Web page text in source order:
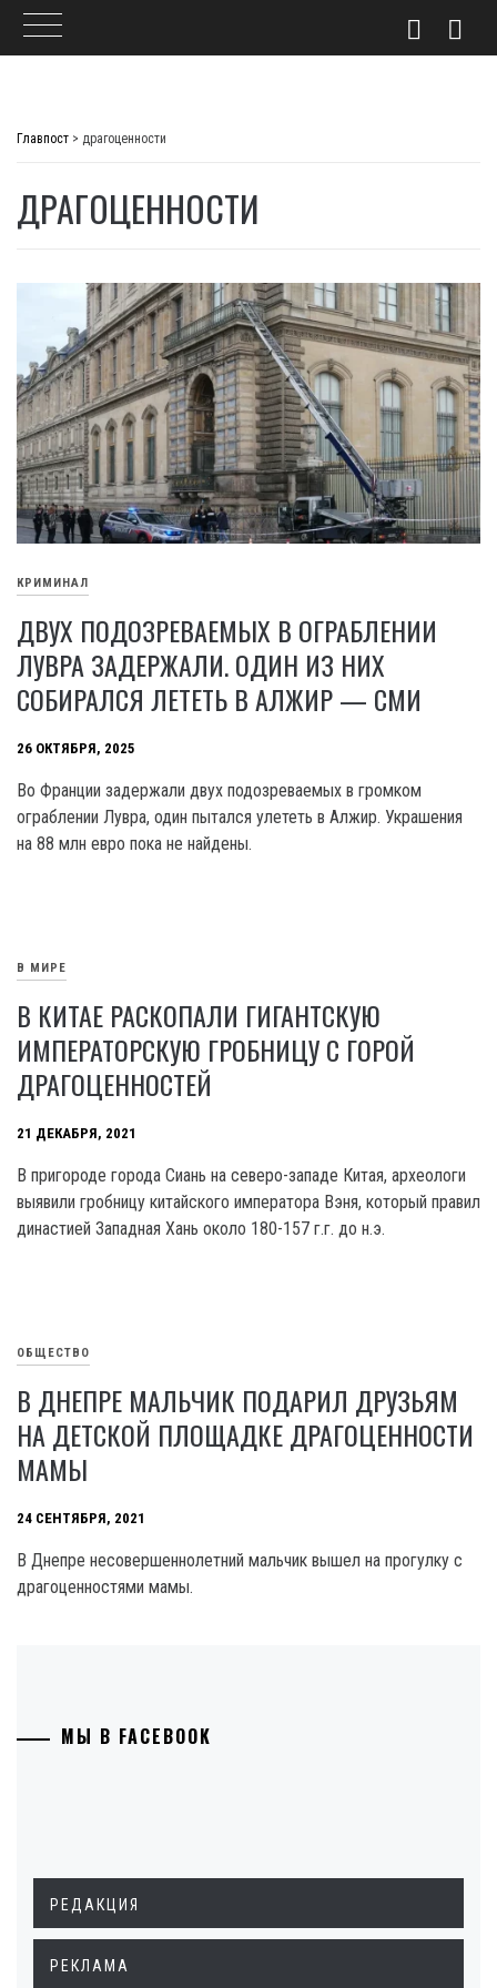
Главпост > драгоценности
ДРАГОЦЕННОСТИ
КРИМИНАЛ
ДВУХ ПОДОЗРЕВАЕМЫХ В ОГРАБЛЕНИИ
ЛУВРА ЗАДЕРЖАЛИ. ОДИН ИЗ НИХ
СОБИРАЛСЯ ЛЕТЕТЬ В АЛЖИР — СМИ
26 ОКТЯБРЯ, 2025
Во Франции задержали двух подозреваемых в громком
ограблении Лувра, один пытался улететь в Алжир. Украшения
на 88 млн евро пока не найдены.
В МИРЕ
В КИТАЕ РАСКОПАЛИ ГИГАНТСКУЮ
ИМПЕРАТОРСКУЮ ГРОБНИЦУ С ГОРОЙ
ДРАГОЦЕННОСТЕЙ
21 ДЕКАБРЯ, 2021
В пригороде города Сиань на северо-западе Китая, археологи
выявили гробницу китайского императора Вэня, который правил
династией Западная Хань около 180-157 г.г. до н.э.
ОБЩЕСТВО
В ДНЕПРЕ МАЛЬЧИК ПОДАРИЛ ДРУЗЬЯМ
НА ДЕТСКОЙ ПЛОЩАДКЕ ДРАГОЦЕННОСТИ
МАМЫ
24 СЕНТЯБРЯ, 2021
В Днепре несовершеннолетний мальчик вышел на прогулку с
драгоценностями мамы.
МЫ В FACEBOOK
РЕДАКЦИЯ
РЕКЛАМА